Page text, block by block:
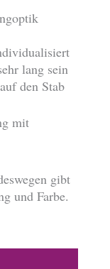
lang sein
den Stab
mit
gibt
und Farbe.